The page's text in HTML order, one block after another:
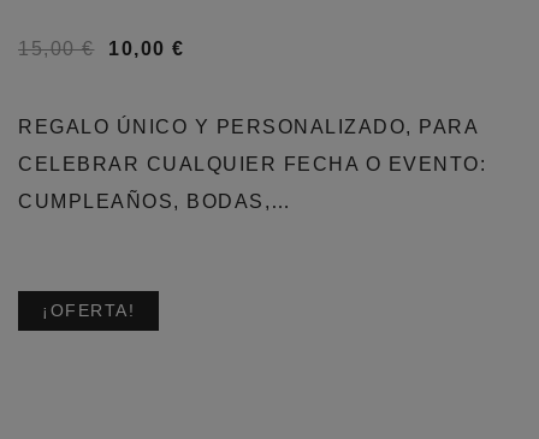
15,00€ 10,00 €
REGALO ÚNICO Y PERSONALIZADO, PARA
CELEBRAR CUALQUIER FECHA O EVENTO:
CUMPLEAÑOS, BODAS,…
¡OFERTA!